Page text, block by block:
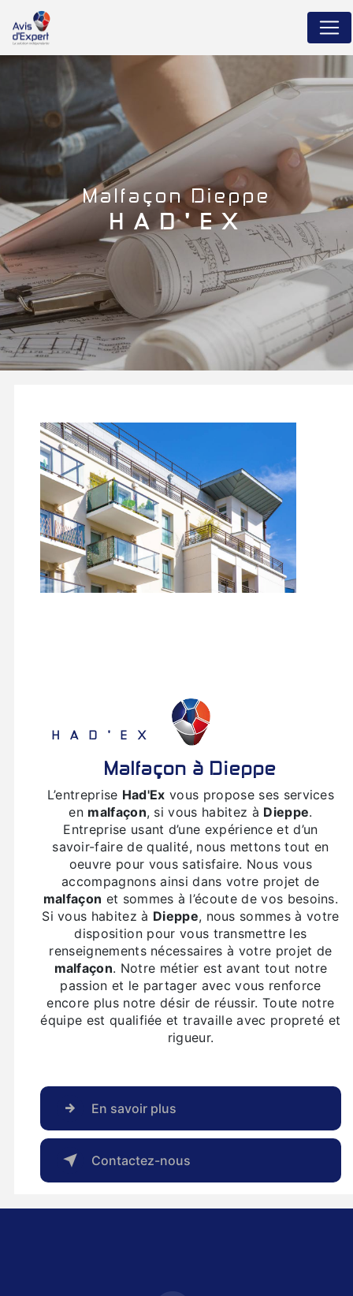
malfaçon Dieppe
HAD'EX
HAD'EX
malfaçon à Dieppe
L’entreprise Had'Ex vous propose ses services
en malfaçon, si vous habitez à Dieppe.
Entreprise usant d’une expérience et d’un
savoir-faire de qualité, nous mettons tout en
oeuvre pour vous satisfaire. Nous vous
accompagnons ainsi dans votre projet de
malfaçon et sommes à l’écoute de vos besoins.
Si vous habitez à Dieppe, nous sommes à votre
disposition pour vous transmettre les
renseignements nécessaires à votre projet de
malfaçon. Notre métier est avant tout notre
passion et le partager avec vous renforce
encore plus notre désir de réussir. Toute notre
équipe est qualifiée et travaille avec propreté et
rigueur.
En savoir plus
Contactez-nous
Panneau de gestion des cookies